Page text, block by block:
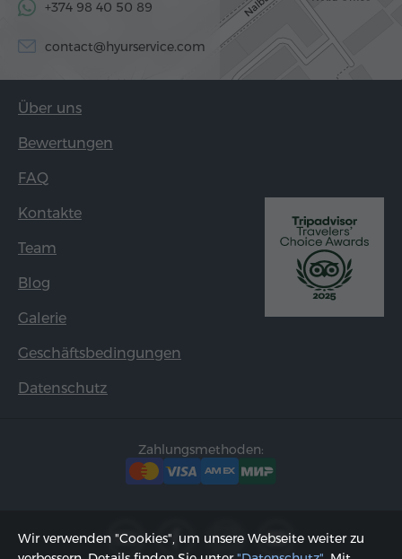
+374 98 40 50 89
contact@hyurservice.com
Über uns
Bewertungen
FAQ
Kontakte
Team
Blog
Galerie
Geschäftsbedingungen
Datenschutz
Zahlungsmethoden:
Wir verwenden "Cookies", um unsere Webseite weiter zu